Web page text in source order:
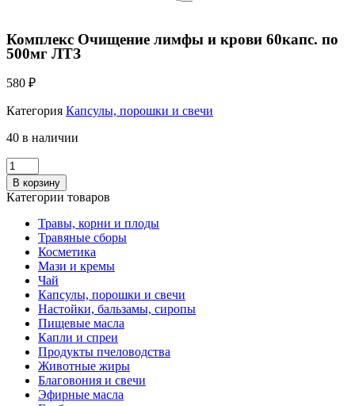
Комплекс Очищение лимфы и крови 60капс. по
500мг ЛТЗ
580 ₽
Категория Капсулы, порошки и свечи
40 в наличии
Количество
Комплекс
Очищение
крови
60капс.
500мг
ЛТЗ
В корзину
Категории товаров
Травы, корни и плоды
Травяные сборы
Косметика
Мази и кремы
Чай
Капсулы, порошки и свечи
Настойки, бальзамы, сиропы
Пищевые масла
Капли и спреи
Продукты пчеловодства
Животные жиры
Благовония и свечи
Эфирные масла